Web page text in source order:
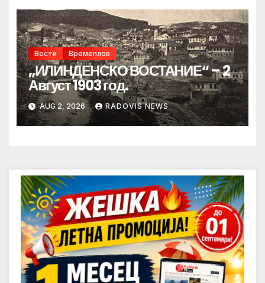
Вести Времеплов
„ИЛИНДЕНСКО ВОСТАНИЕ“ – 2
Август 1903 год.
AUG 2, 2026 RADOVIS NEWS